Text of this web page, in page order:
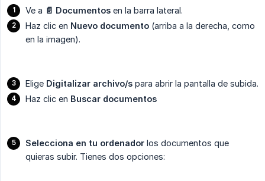
Ve a 📄 Documentos en la barra lateral.
Haz clic en Nuevo documento (arriba a la derecha, como
en la imagen).
Elige Digitalizar archivo/s para abrir la pantalla de subida.
Haz clic en Buscar documentos
Selecciona en tu ordenador los documentos que
quieras subir. Tienes dos opciones: